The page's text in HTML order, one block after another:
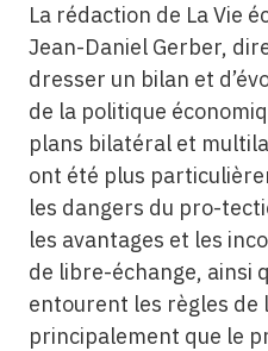
La rédaction de La Vie
Jean-Daniel Gerber,
dresser un bilan et
de la politique
plans bilatéral et
ont été plus
les dangers du pro-
les avantages et les
de libre-échange, ainsi
entourent les règles de
principalement que le